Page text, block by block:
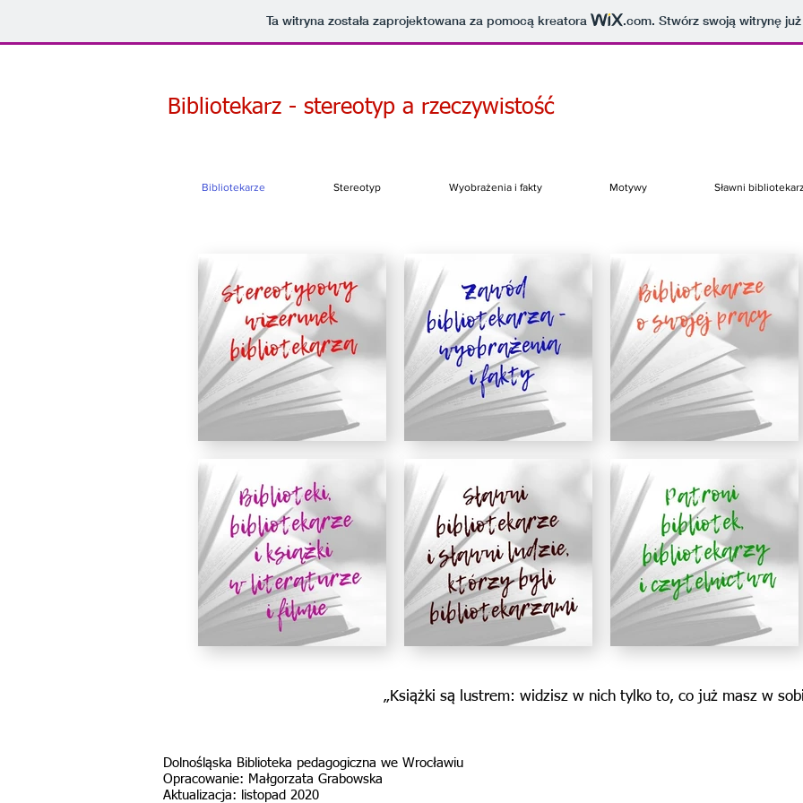
Ta witryna została zaprojektowana za pomocą kreatora .com. Stwórz swoją witrynę
Bibliotekarz - stereotyp a rzeczywistość
Bibliotekarze Stereotyp Wyobrażenia i fakty Motywy Sławni
„Książki są lustrem: widzisz w nich tylko to, co już masz w
Dolnośląska Biblioteka pedagogiczna we Wrocławiu
Opracowanie: Małgorzata Grabowska
Aktualizacja: listopad 2020